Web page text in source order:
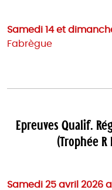
Samedi 14 et
Fabrègue
Epreuves Qualif.
(Trophée
Samedi 25 avril 2026